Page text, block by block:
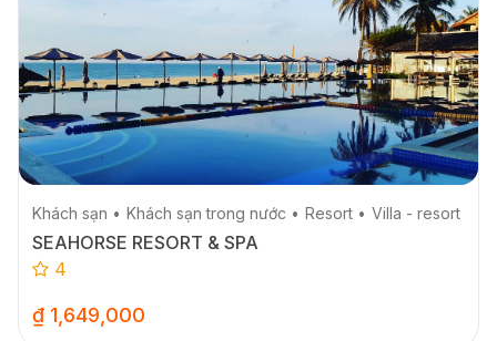
Khách sạn Khách sạn trong nước Resort Villa - resort
SEAHORSE RESORT & SPA
4
₫ 1,649,000